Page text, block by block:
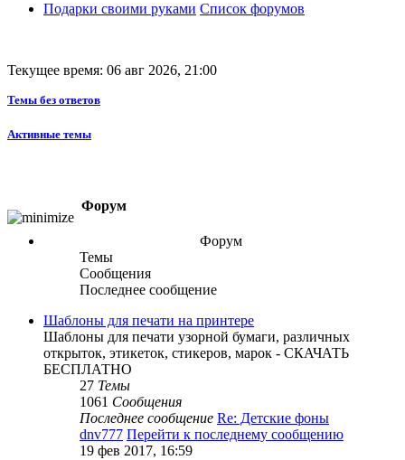
Подарки своими руками Список форумов
Текущее время: 06 авг 2026, 21:00
Темы без ответов
Активные темы
Форум
Форум
Темы
Сообщения
Последнее сообщение
Шаблоны для печати на принтере
Шаблоны для печати узорной бумаги, различных
открыток, этикеток, стикеров, марок - СКАЧАТЬ
БЕСПЛАТНО
27 Темы
1061 Сообщения
Последнее сообщение Re: Детские фоны
dnv777 Перейти к последнему сообщению
19 фев 2017, 16:59